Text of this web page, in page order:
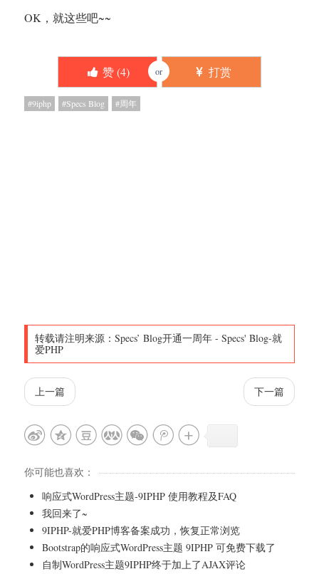
OK，就这些吧~~
赞 (4) or 打赏
9iphp Specs Blog 周年
转载请注明来源： Specs’ Blog开通一周年 - Specs' Blog-就
爱PHP
上一篇 下一篇
你可能也喜欢：
响应式WordPress主题-9IPHP 使用教程及FAQ
我回来了~
9IPHP-就爱PHP博客备案成功，恢复正常浏览
Bootstrap的响应式WordPress主题 9IPHP 可免费下载了
自制WordPress主题9IPHP终于加上了AJAX评论